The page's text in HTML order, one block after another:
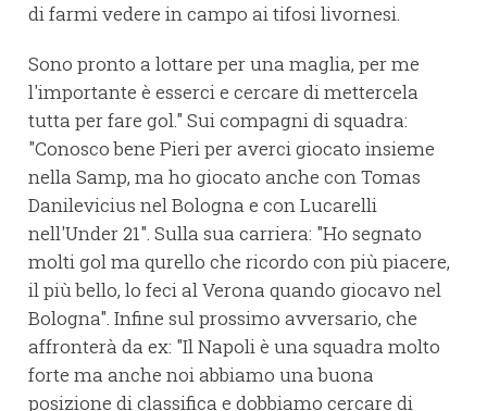
di farmi vedere in campo ai tifosi livornesi.
Sono pronto a lottare per una maglia, per me
l'importante è esserci e cercare di mettercela
tutta per fare gol." Sui compagni di squadra:
"Conosco bene Pieri per averci giocato insieme
nella Samp, ma ho giocato anche con Tomas
Danilevicius nel Bologna e con Lucarelli
nell'Under 21". Sulla sua carriera: "Ho segnato
molti gol ma qurello che ricordo con più piacere,
il più bello, lo feci al Verona quando giocavo nel
Bologna". Infine sul prossimo avversario, che
affronterà da ex: "Il Napoli è una squadra molto
forte ma anche noi abbiamo una buona
posizione di classifica e dobbiamo cercare di